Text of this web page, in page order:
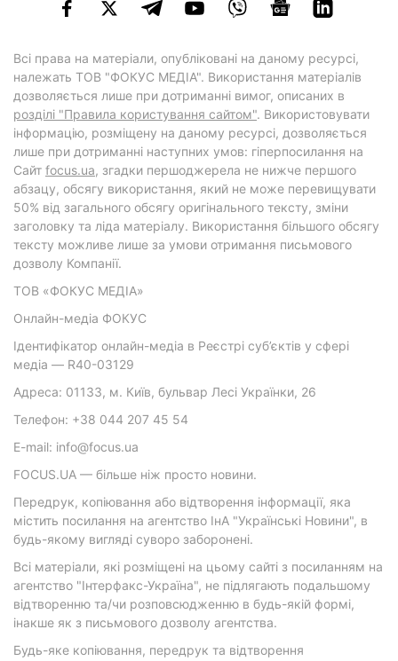
Всі права на матеріали, опубліковані на даному ресурсі,
належать ТОВ "ФОКУС МЕДІА". Використання матеріалів
дозволяється лише при дотриманні вимог, описаних в
розділі "Правила користування сайтом". Використовувати
інформацію, розміщену на даному ресурсі, дозволяється
лише при дотриманні наступних умов: гіперпосилання на
Cайт focus.ua, згадки першоджерела не нижче першого
абзацу, обсягу використання, який не може перевищувати
50% від загального обсягу оригінального тексту, зміни
заголовку та ліда матеріалу. Використання більшого обсягу
тексту можливе лише за умови отримання письмового
дозволу Компанії.
ТОВ «ФОКУС МЕДІА»
Онлайн-медіа ФОКУС
Ідентифікатор онлайн-медіа в Реєстрі суб’єктів у сфері
медіа — R40-03129
Адреса: 01133, м. Київ, бульвар Лесі Українки, 26
Телефон: +38 044 207 45 54
E-mail: info@focus.ua
FOCUS.UA — більше ніж просто новини.
Передрук, копіювання або відтворення інформації, яка
містить посилання на агентство ІнА "Українські Новини", в
будь-якому вигляді суворо заборонені.
Всі матеріали, які розміщені на цьому сайті з посиланням на
агентство "Інтерфакс-Україна", не підлягають подальшому
відтворенню та/чи розповсюдженню в будь-якій формі,
інакше як з письмового дозволу агентства.
Будь-яке копіювання, передрук та відтворення